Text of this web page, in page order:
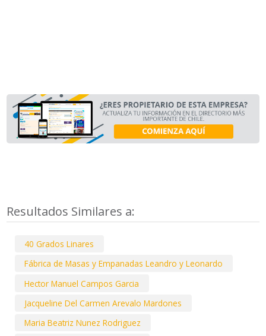
Resultados Similares a:
40 Grados Linares
Fábrica de Masas y Empanadas Leandro y Leonardo
Hector Manuel Campos Garcia
Jacqueline Del Carmen Arevalo Mardones
Maria Beatriz Nunez Rodriguez